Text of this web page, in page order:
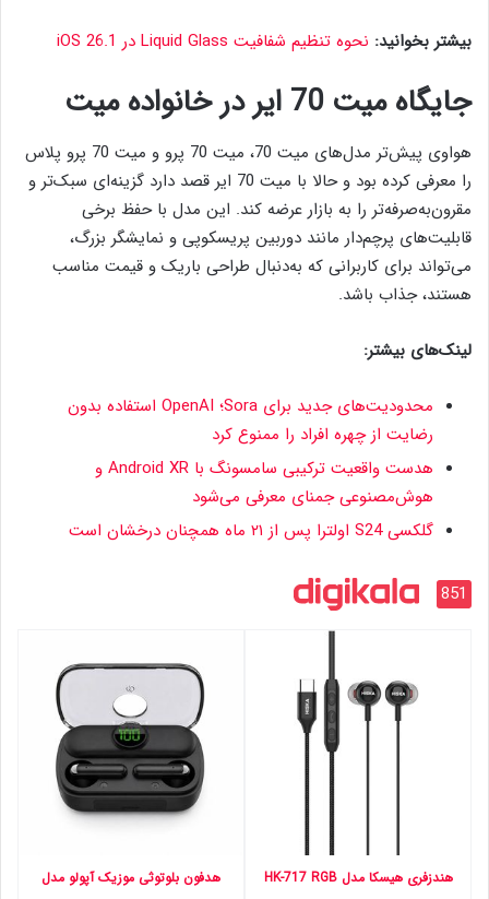
بیشتر بخوانید: نحوه تنظیم شفافیت Liquid Glass در iOS 26.1
جایگاه میت 70 ایر در خانواده میت
هواوی پیش‌تر مدل‌های میت 70، میت 70 پرو و میت 70 پرو پلاس
را معرفی کرده بود و حالا با میت 70 ایر قصد دارد گزینه‌ای سبک‌تر و
مقرون‌به‌صرفه‌تر را به بازار عرضه کند. این مدل با حفظ برخی
قابلیت‌های پرچم‌دار مانند دوربین پریسکوپی و نمایشگر بزرگ،
می‌تواند برای کاربرانی که به‌دنبال طراحی باریک و قیمت مناسب
هستند، جذاب باشد.
لینک‌های بیشتر:
محدودیت‌های جدید برای Sora؛ OpenAI استفاده بدون
رضایت از چهره افراد را ممنوع کرد
هدست واقعیت ترکیبی سامسونگ با Android XR و
هوش‌مصنوعی جمنای معرفی می‌شود
گلکسی S24 اولترا پس از ۲۱ ماه همچنان درخشان است
851
هندزفری هیسکا مدل HK-717 RGB
هدفون بلوتوثی موزیک آپولو مدل